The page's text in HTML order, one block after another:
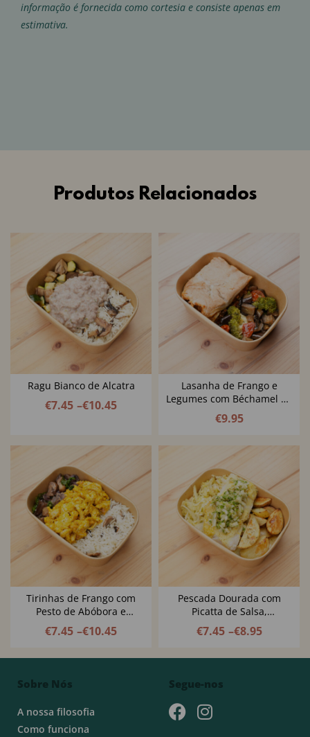
informação é fornecida como cortesia e consiste apenas em
estimativa.
Produtos Relacionados
Ragu Bianco de Alcatra
€7.45 –€10.45
Lasanha de Frango e
Legumes com Béchamel de
Couve Flor
€9.95
Tirinhas de Frango com
Pesto de Abóbora e
Amêndoa
€7.45 –€10.45
Pescada Dourada com
Picatta de Salsa,
Alcaparras e Limão
€7.45 –€8.95
Sobre Nós
A nossa filosofia
Como funciona
Segue-nos